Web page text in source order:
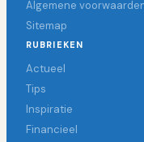
Algemene
Sitemap
RUBRIEKEN
Actueel
Tips
Inspiratie
Financieel